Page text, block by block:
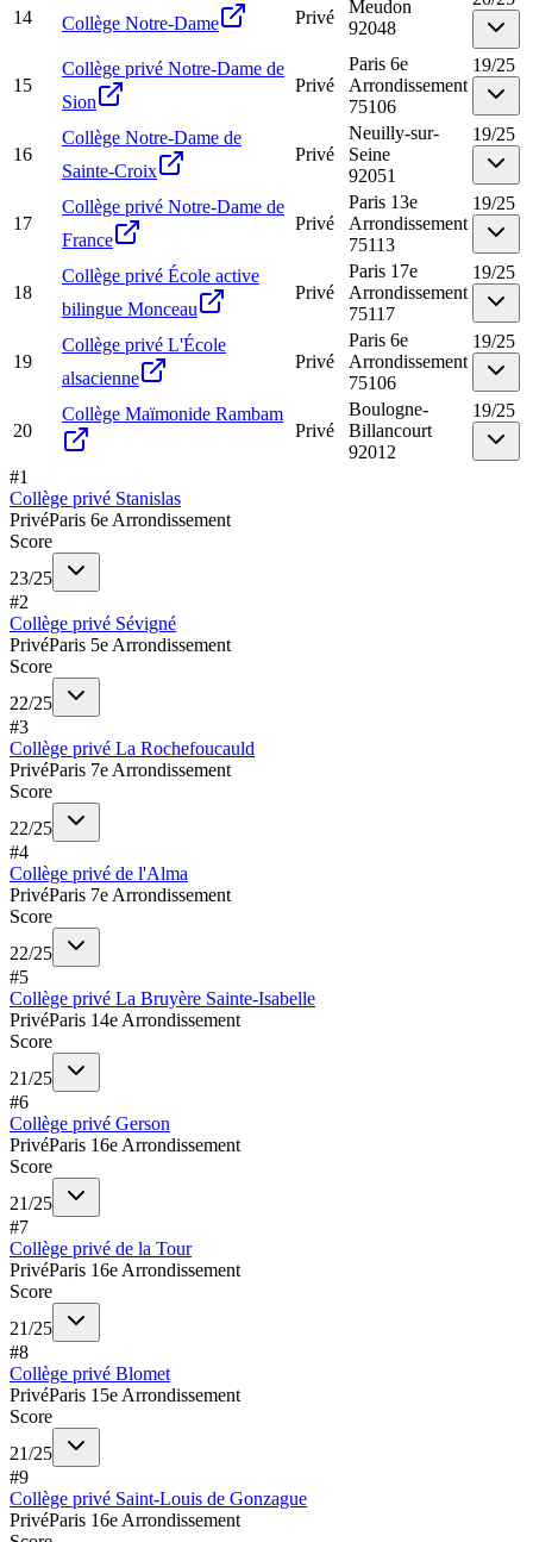
14 Collège Notre-Dame Privé
Meudon
92048
15
Collège privé Notre-Dame de
Sion
Privé
Paris 6e
Arrondissement
75106
19/25
16
Collège Notre-Dame de
Sainte-Croix
Privé
Neuilly-sur-
Seine
92051
19/25
17
Collège privé Notre-Dame de
France
Privé
Paris 13e
Arrondissement
75113
19/25
18
Collège privé École active
bilingue Monceau
Privé
Paris 17e
Arrondissement
75117
19/25
19
Collège privé L'École
alsacienne
Privé
Paris 6e
Arrondissement
75106
19/25
20
Collège Maïmonide Rambam
Privé
Boulogne-
Billancourt
92012
19/25
#1
Collège privé Stanislas
PrivéParis 6e Arrondissement
Score
23/25
#2
Collège privé Sévigné
PrivéParis 5e Arrondissement
Score
22/25
#3
Collège privé La Rochefoucauld
PrivéParis 7e Arrondissement
Score
22/25
#4
Collège privé de l'Alma
PrivéParis 7e Arrondissement
Score
22/25
#5
Collège privé La Bruyère Sainte-Isabelle
PrivéParis 14e Arrondissement
Score
21/25
#6
Collège privé Gerson
PrivéParis 16e Arrondissement
Score
21/25
#7
Collège privé de la Tour
PrivéParis 16e Arrondissement
Score
21/25
#8
Collège privé Blomet
PrivéParis 15e Arrondissement
Score
21/25
#9
Collège privé Saint-Louis de Gonzague
PrivéParis 16e Arrondissement